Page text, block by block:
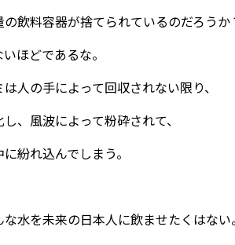
の飲料容器が捨てられているのだろうか
ほどであるな。
人の手によって回収されない限り、
、風波によって粉砕されて、
紛れ込んでしまう。
水を未来の日本人に飲ませたくはない